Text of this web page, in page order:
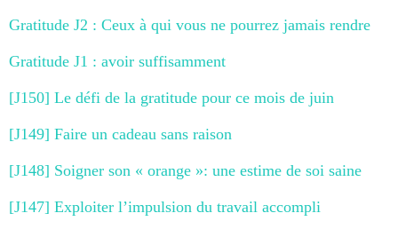
Gratitude J2 : Ceux à qui vous ne pourrez jamais rendre
Gratitude J1 : avoir suffisamment
[J150] Le défi de la gratitude pour ce mois de juin
[J149] Faire un cadeau sans raison
[J148] Soigner son « orange »: une estime de soi saine
[J147] Exploiter l’impulsion du travail accompli